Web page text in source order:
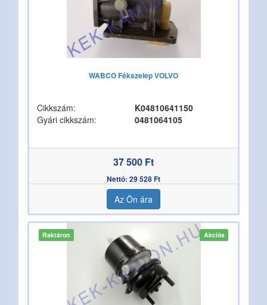
WABCO Fékszelep VOLVO
Cikkszám:
K04810641150
Gyári cikkszám:
0481064105
37 500 Ft
Nettó: 29 528 Ft
Az Ön ára
Raktáron Akciós